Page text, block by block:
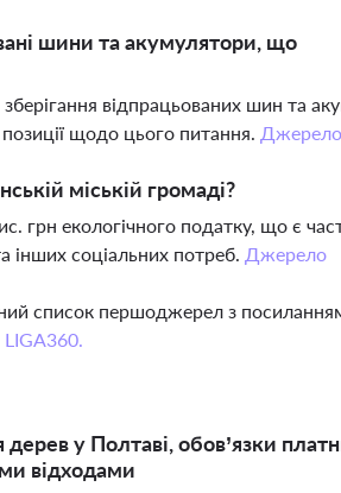
шини та акумулятори, що
відпрацьованих шин та
щодо цього питання. Джерело
міській громаді?
грн екологічного податку, що є
інших соціальних потреб. Джерело
список першоджерел з
LIGA360.
у Полтаві, обов’язки
відходами